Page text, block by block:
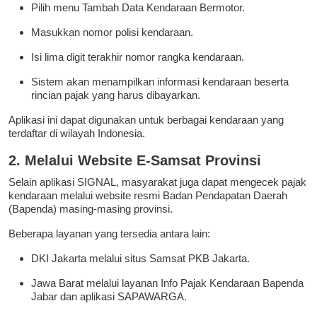
Pilih menu Tambah Data Kendaraan Bermotor.
Masukkan nomor polisi kendaraan.
Isi lima digit terakhir nomor rangka kendaraan.
Sistem akan menampilkan informasi kendaraan beserta
rincian pajak yang harus dibayarkan.
Aplikasi ini dapat digunakan untuk berbagai kendaraan yang
terdaftar di wilayah Indonesia.
2. Melalui Website E-Samsat Provinsi
Selain aplikasi SIGNAL, masyarakat juga dapat mengecek pajak
kendaraan melalui website resmi Badan Pendapatan Daerah
(Bapenda) masing-masing provinsi.
Beberapa layanan yang tersedia antara lain:
DKI Jakarta melalui situs Samsat PKB Jakarta.
Jawa Barat melalui layanan Info Pajak Kendaraan Bapenda
Jabar dan aplikasi SAPAWARGA.